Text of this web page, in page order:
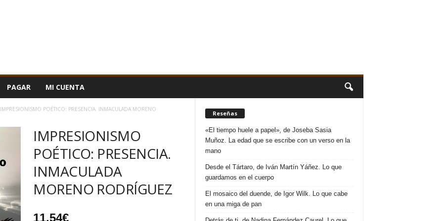
PAGAR MI CUENTA
IMPRESIONISMO POÉTICO: PRESENCIA. INMACULADA MORENO
IMPRESIONISMO
POÉTICO: PRESENCIA.
INMACULADA
MORENO RODRÍGUEZ
11,54€
Reseñas
«El tiempo huele a papel», de Joseba Sasia
Muñoz. La edad que se escribe con un verso en la
mano
Desde el Tártaro, de Iván Martín Yáñez. Lo que
guardamos en el cuerpo
El mosaico del duende, de Igor Wilk. Lo que cabe
en una miga de pan